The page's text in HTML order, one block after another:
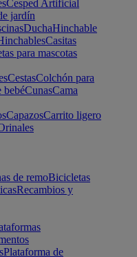
Cesped Artificial
jardín
DuchaHinchable
Casitas
para mascotas
CestasColchón para
bebéCunasCama
CapazosCarrito ligero
de remoBicicletas
Recambios y
Plataforma de